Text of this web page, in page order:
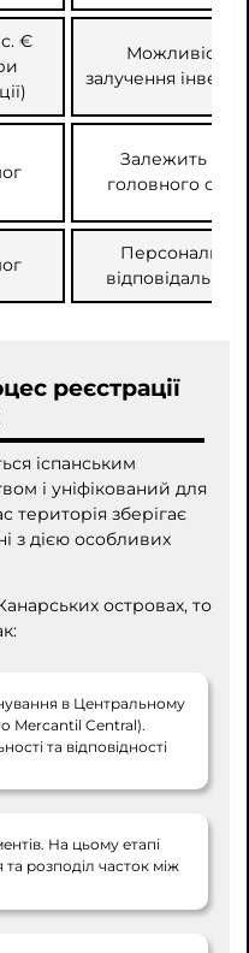
€
Можливість
залучення
Залежить від
головного
Персональна
реєстрації
іспанським
і уніфікований для
територія зберігає
з дією особливих
островах, то
в Центральному
Mercantil Central).
та відповідності
На цьому етапі
розподіл часток між